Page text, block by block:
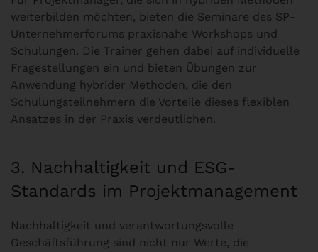
weiterbilden möchten, bieten die Seminare des SP-
Unternehmerforums praxisnahe Workshops und
Schulungen. Die Trainer gehen dabei auf individuelle
Fragestellungen ein und bieten Übungen zur
Anwendung hybrider Methoden, die den
Schulungsteilnehmern die Vorteile dieses flexiblen
Ansatzes in der Praxis verdeutlichen.
3. Nachhaltigkeit und ESG-
Standards im Projektmanagement
Nachhaltigkeit und verantwortungsvolle
Geschäftsführung sind nicht nur Werte, die